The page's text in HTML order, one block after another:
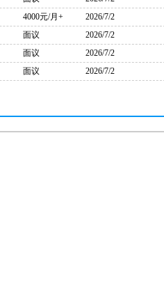
4000元/月+
2026/7/2
面议
2026/7/2
面议
2026/7/2
面议 2026/7/2